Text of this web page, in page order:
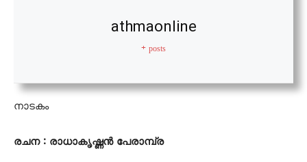
athmaonline
+ posts
നാടകം
രചന : രാധാകൃഷ്ണൻ പേരാമ്പ്ര